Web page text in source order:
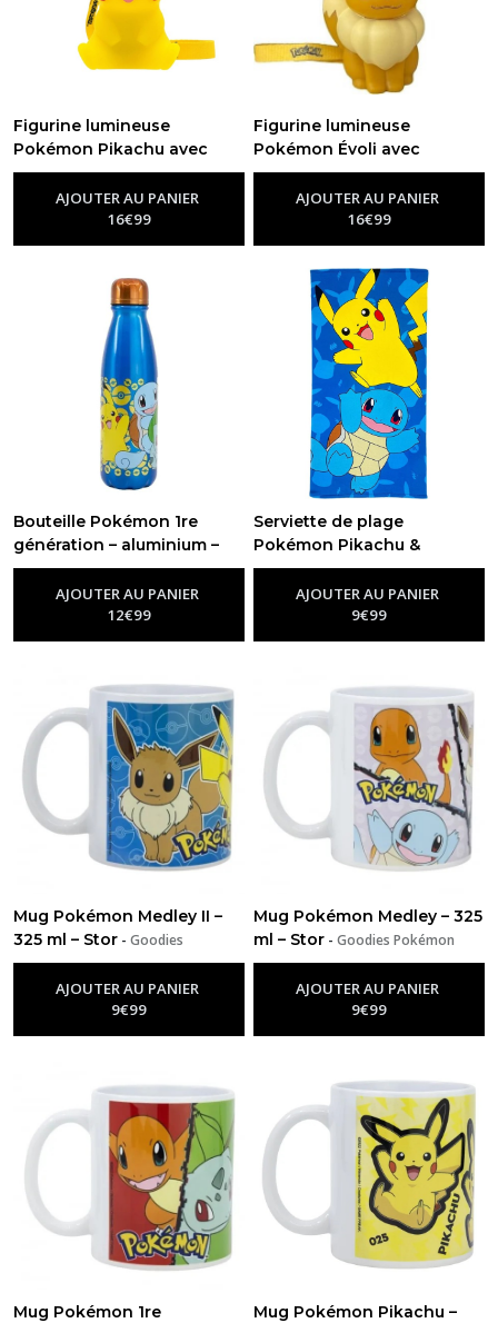
Figurine lumineuse
Pokémon Pikachu avec
dragonne – 9 cm-Goodies
PokémonAJOUTER AU PANIER
16€99
Figurine lumineuse
Pokémon Évoli avec
dragonne – 11,5 cm-Goodies
PokémonAJOUTER AU PANIER
16€99
Bouteille Pokémon 1re
génération – aluminium –
600 ml-Goodies Pokémon
AJOUTER AU PANIER
12€99
Serviette de plage
Pokémon Pikachu &
Carapuce – 70 × 140 cm
Goodies Pokémon
AJOUTER AU PANIER
9€99
Mug Pokémon Medley II –
325 ml – Stor - Goodies
Pokémon
AJOUTER AU PANIER
9€99
Mug Pokémon Medley – 325
ml – Stor -Goodies Pokémon
AJOUTER AU PANIER
9€99
Mug Pokémon 1re
Mug Pokémon Pikachu –